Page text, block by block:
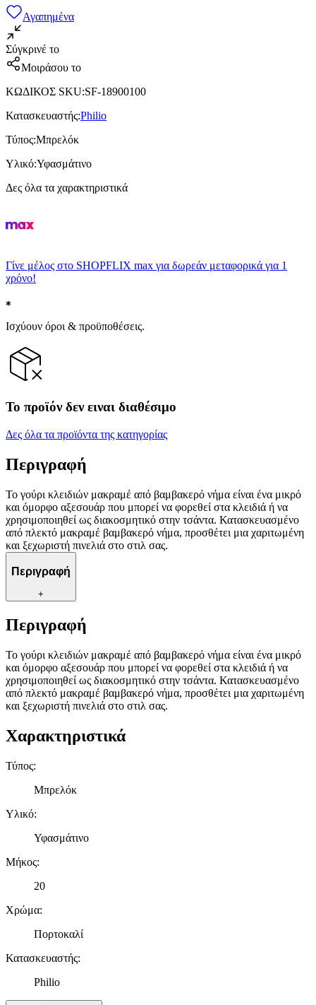
Αγαπημένα
Σύγκρινέ το
Μοιράσου το
ΚΩΔΙΚΟΣ SKU:SF-18900100
Κατασκευαστής:Philio
Τύπος:Μπρελόκ
Υλικό:Υφασμάτινο
Δες όλα τα χαρακτηριστικά
Γίνε μέλος στο SHOPFLIX max για δωρεάν μεταφορικά για 1
χρόνο!
Ισχύουν όροι & προϋποθέσεις.
Το προϊόν δεν ειναι διαθέσιμο
Δες όλα τα προϊόντα της κατηγορίας
Περιγραφή
Το γούρι κλειδιών μακραμέ από βαμβακερό νήμα είναι ένα μικρό
και όμορφο αξεσουάρ που μπορεί να φορεθεί στα κλειδιά ή να
χρησιμοποιηθεί ως διακοσμητικό στην τσάντα. Κατασκευασμένο
από πλεκτό μακραμέ βαμβακερό νήμα, προσθέτει μια χαριτωμένη
και ξεχωριστή πινελιά στο στιλ σας.
Περιγραφή
+
Περιγραφή
Το γούρι κλειδιών μακραμέ από βαμβακερό νήμα είναι ένα μικρό
και όμορφο αξεσουάρ που μπορεί να φορεθεί στα κλειδιά ή να
χρησιμοποιηθεί ως διακοσμητικό στην τσάντα. Κατασκευασμένο
από πλεκτό μακραμέ βαμβακερό νήμα, προσθέτει μια χαριτωμένη
και ξεχωριστή πινελιά στο στιλ σας.
Χαρακτηριστικά
Τύπος:
Μπρελόκ
Υλικό:
Υφασμάτινο
Μήκος:
20
Χρώμα:
Πορτοκαλί
Κατασκευαστής:
Philio